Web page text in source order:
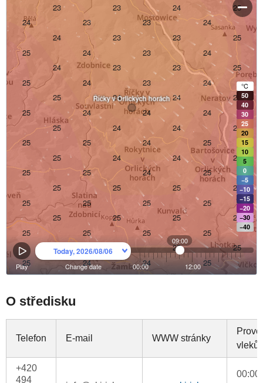
O středisku
Telefon E-mail WWW stránky
vleků
+420
494